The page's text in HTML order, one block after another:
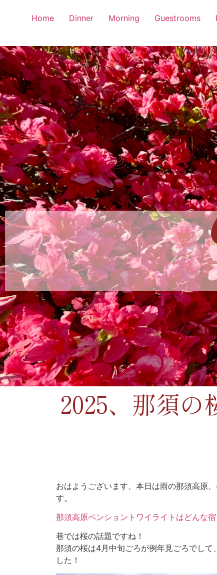
Home Dinner Morning Guestrooms
2025、那須の
おはようございます、本日は雨の那須高原
す。
那須高原ペンショントワイライトはどんな
巷では桜の話題ですね！
那須の桜は4月中旬ごろが例年見ごろでし
した！